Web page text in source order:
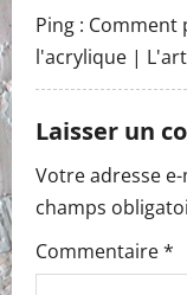
Ping : Comment
l'acrylique |
Laisser un
Votre adresse
champs
Commentaire*